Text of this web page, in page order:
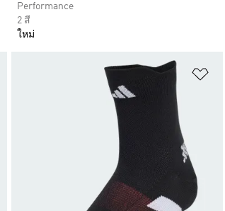
Performance
2 สี
ใหม่
เพิ่มไปยังรายการสินค้าโปรด